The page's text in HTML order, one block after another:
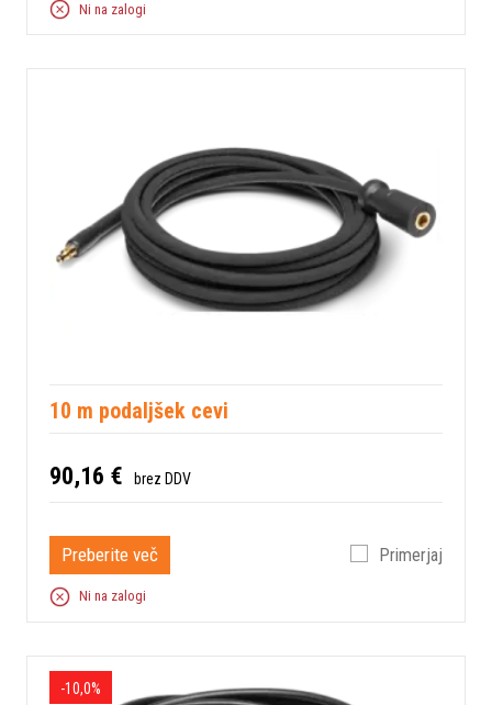
Ni na zalogi
10 m podaljšek cevi
90,16 € brez DDV
Preberite več Primerjaj
Ni na zalogi
-10,0%